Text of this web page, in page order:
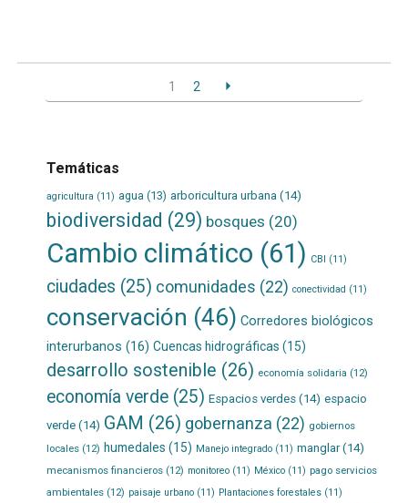
1 2
Temáticas
agricultura (11) agua (13) arboricultura urbana (14)
biodiversidad (29) bosques (20)
Cambio climático (61) CBI (11)
ciudades (25) comunidades (22) conectividad (11)
conservación (46) Corredores biológicos
interurbanos (16) Cuencas hidrográficas (15)
desarrollo sostenible (26) economía solidaria (12)
economía verde(25) Espacios verdes(14) espacio
verde(14) GAM (26) gobernanza (22) gobiernos
locales(12) humedales (15) Manejo integrado(11) manglar(14)
mecanismos financieros(12) monitoreo(11) México(11) pago servicios
ambientales(12) paisaje urbano(11) Plantaciones forestales(11)